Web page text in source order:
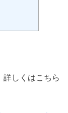
詳しくはこちら